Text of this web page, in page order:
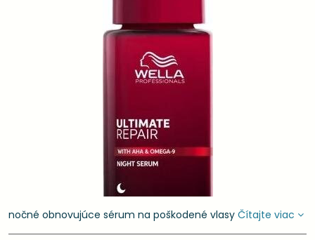
nočné obnovujúce sérum na poškodené vlasy Čítajte viac